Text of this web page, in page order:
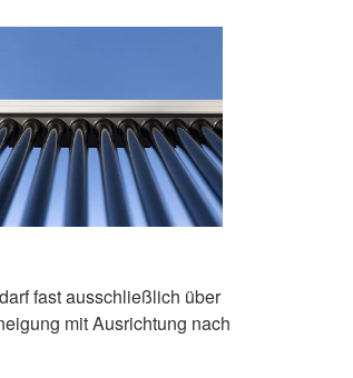
fast ausschließlich über
mit Ausrichtung nach